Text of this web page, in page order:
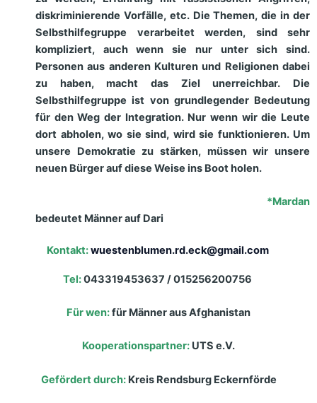
diskriminierende Vorfälle, etc. Die Themen, die in der
Selbsthilfegruppe verarbeitet werden, sind sehr
kompliziert, auch wenn sie nur unter sich sind.
Personen aus anderen Kulturen und Religionen dabei
zu haben, macht das Ziel unerreichbar. Die
Selbsthilfegruppe ist von grundlegender Bedeutung
für den Weg der Integration. Nur wenn wir die Leute
dort abholen, wo sie sind, wird sie funktionieren. Um
unsere Demokratie zu stärken, müssen wir unsere
neuen Bürger auf diese Weise ins Boot holen.
*Mardan
bedeutet Männer auf Dari
Kontakt:wuestenblumen.rd.eck@gmail.com
Tel:043319453637 / 015256200756
Für wen:für Männer aus Afghanistan
Kooperationspartner: UTS e.V.
Gefördert durch:Kreis Rendsburg Eckernförde